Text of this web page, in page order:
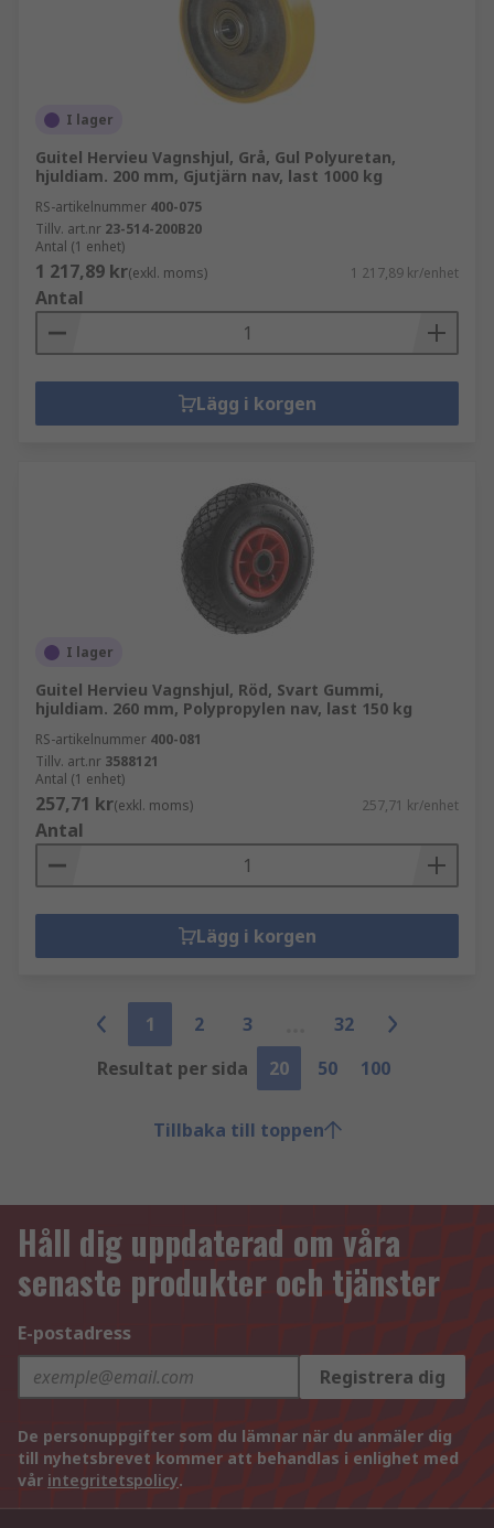
I lager
Guitel Hervieu Vagnshjul, Grå, Gul Polyuretan,
hjuldiam. 200 mm, Gjutjärn nav, last 1000 kg
RS-artikelnummer 400-075
Tillv. art.nr 23-514-200B20
Antal (1 enhet)
1 217,89 kr(exkl. moms) 1 217,89 kr/enhet
Antal
Lägg i korgen
I lager
Guitel Hervieu Vagnshjul, Röd, Svart Gummi,
hjuldiam. 260 mm, Polypropylen nav, last 150 kg
RS-artikelnummer 400-081
Tillv. art.nr 3588121
Antal (1 enhet)
257,71 kr(exkl. moms) 257,71 kr/enhet
Antal
Lägg i korgen
1 2 3
32
Resultat per sida
20 50 100
Tillbaka till toppen
Håll dig uppdaterad om våra
senaste produkter och tjänster
E-postadress
Registrera dig
De personuppgifter som du lämnar när du anmäler dig
till nyhetsbrevet kommer att behandlas i enlighet med
vår integritetspolicy.